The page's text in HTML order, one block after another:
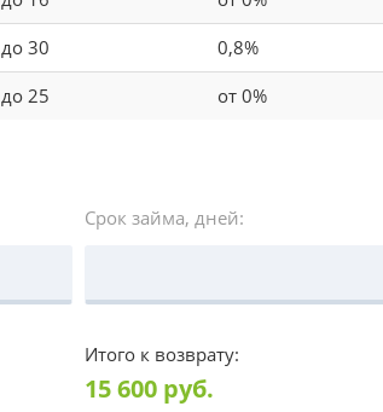
до 30
0,8%
до 25 от 0%
Срок займа, дней:
Итого к возврату:
15 600руб.